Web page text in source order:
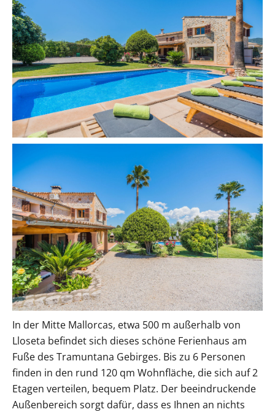
In der Mitte Mallorcas, etwa 500 m außerhalb von
Lloseta befindet sich dieses schöne Ferienhaus am
Fuße des Tramuntana Gebirges. Bis zu 6 Personen
finden in den rund 120 qm Wohnfläche, die sich auf 2
Etagen verteilen, bequem Platz. Der beeindruckende
Außenbereich sorgt dafür, dass es Ihnen an nichts